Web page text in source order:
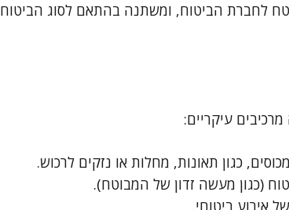
לחברת הביטוח, ומשתנה בהתאם לסוג הביטוח
עיקריים:
כגון תאונות, מחלות או נזקים לרכוש.
(כגון מעשה זדון של המבוטח).
אירוע ביטוחי.